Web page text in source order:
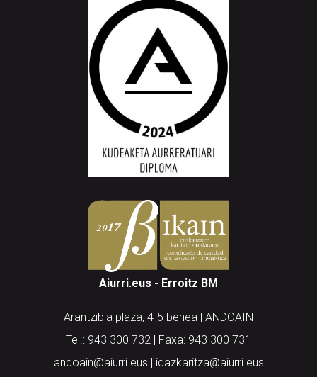
Aiurri.eus - Erroitz BM
Arantzibia plaza, 4-5 behea | ANDOAIN
Tel.: 943 300 732 | Faxa: 943 300 731
andoain@aiurri.eus | idazkaritza@aiurri.eus